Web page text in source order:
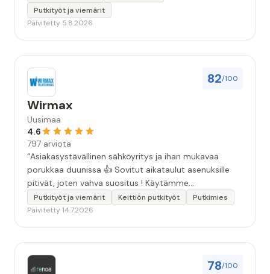
Putkityöt ja viemärit
Päivitetty 5.8.2026
82/100
Wirmax
Uusimaa
4.6
797 arviota
“Asiakasystävällinen sähköyritys ja ihan mukavaa
porukkaa duunissa 👍 Sovitut aikataulut asenuksille
pitivät, joten vahva suositus ! Käytämme
seuraavallakin kerralla!”
Putkityöt ja viemärit Keittiön putkityöt
Putkimies
Päivitetty 14.7.2026
78/100